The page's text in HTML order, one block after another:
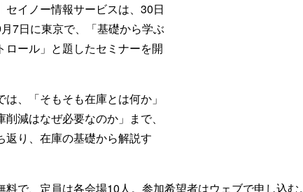
セイノー情報サービスは、30日
7日に東京で、「基礎から学ぶ
ロール」と題したセミナーを開
は、「そもそも在庫とは何か」
削減はなぜ必要なのか」まで、
返り、在庫の基礎から解説す
料で、定員は各会場10人。参加希望者はウェブで申し込む。